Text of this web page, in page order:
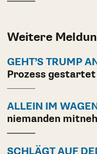
Weitere
GEHT’S TRUMP
Prozess gestartet
ALLEIN IM
niemanden
SCHLÄGT AUF